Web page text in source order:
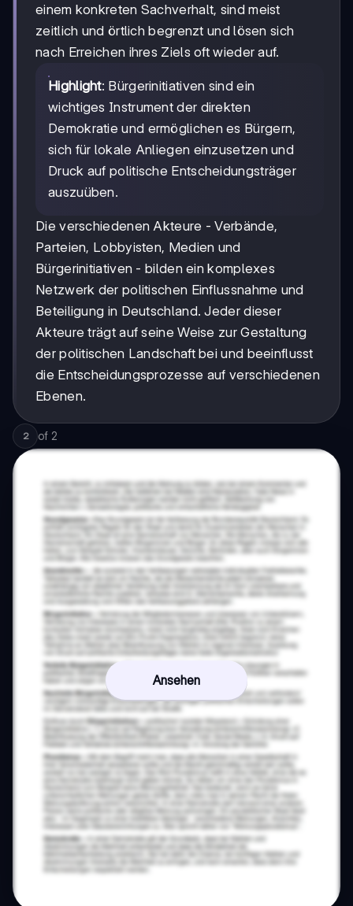
einem konkreten Sachverhalt, sind meist
zeitlich und örtlich begrenzt und lösen sich
nach Erreichen ihres Ziels oft wieder auf.
Highlight: Bürgerinitiativen sind ein
wichtiges Instrument der direkten
Demokratie und ermöglichen es Bürgern,
sich für lokale Anliegen einzusetzen und
Druck auf politische Entscheidungsträger
auszuüben.
Die verschiedenen Akteure - Verbände,
Parteien, Lobbyisten, Medien und
Bürgerinitiativen - bilden ein komplexes
Netzwerk der politischen Einflussnahme und
Beteiligung in Deutschland. Jeder dieser
Akteure trägt auf seine Weise zur Gestaltung
der politischen Landschaft bei und beeinflusst
die Entscheidungsprozesse auf verschiedenen
Ebenen.
2 of 2
Ansehen